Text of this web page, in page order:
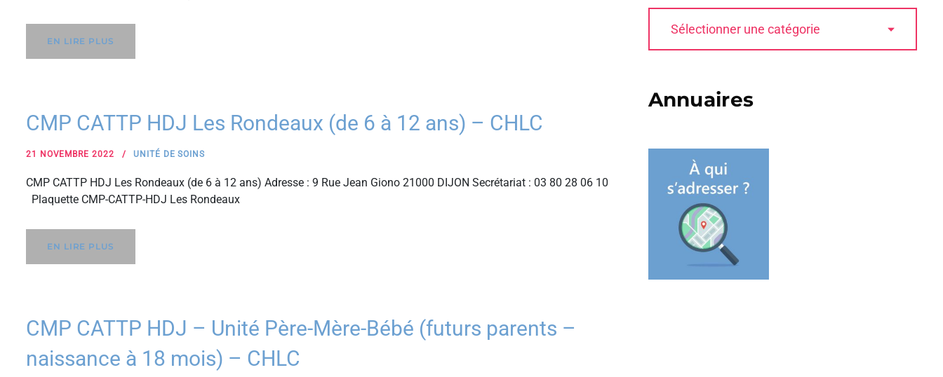
EN LIRE PLUS
CMP CATTP HDJ Les Rondeaux (de 6 à 12 ans) – CHLC
21 NOVEMBRE 2022 UNITÉ DE SOINS
CMP CATTP HDJ Les Rondeaux (de 6 à 12 ans) Adresse : 9 Rue Jean Giono 21000 DIJON Secrétariat : 03 80 28 06 10
Plaquette CMP-CATTP-HDJ Les Rondeaux
EN LIRE PLUS
CMP CATTP HDJ – Unité Père-Mère-Bébé (futurs parents –
naissance à 18 mois) – CHLC
Annuaires